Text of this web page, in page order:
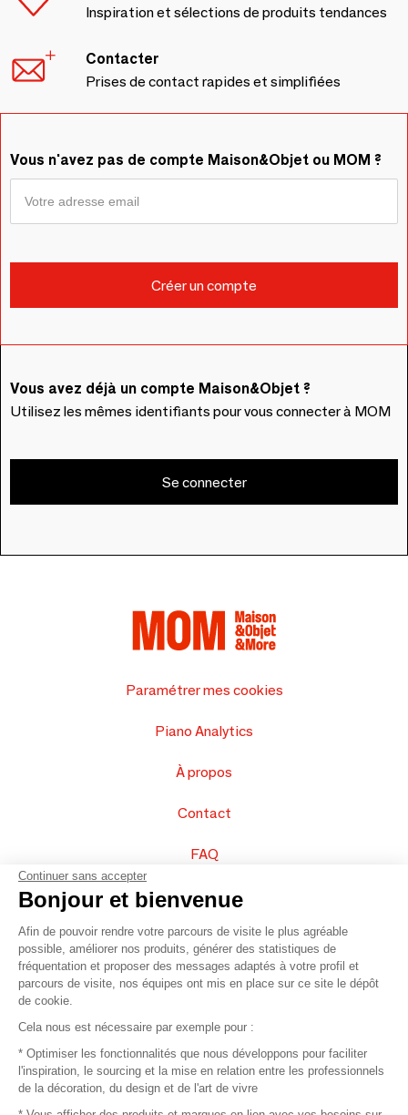
Inspiration et sélections de produits tendances
Contacter
Prises de contact rapides et simplifiées
Vous n'avez pas de compte Maison&Objet ou MOM ?
Vous avez déjà un compte Maison&Objet ?
Utilisez les mêmes identifiants pour vous connecter à MOM
Se connecter
Paramétrer mes cookies
Piano Analytics
À propos
Contact
FAQ
Vendez vos produits
Plan du site
© 2016 –Organisation SAFI
Recrutement
Continuer sans accepter
Bonjour et bienvenue
Afin de pouvoir rendre votre parcours de visite le plus agréable
possible, améliorer nos produits, générer des statistiques de
fréquentation et proposer des messages adaptés à votre profil et
parcours de visite, nos équipes ont mis en place sur ce site le dépôt
de cookie.
Cela nous est nécessaire par exemple pour :
* Optimiser les fonctionnalités que nous développons pour faciliter
l'inspiration, le sourcing et la mise en relation entre les professionnels
de la décoration, du design et de l'art de vivre